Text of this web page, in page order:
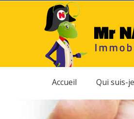
Accueil Qui suis-